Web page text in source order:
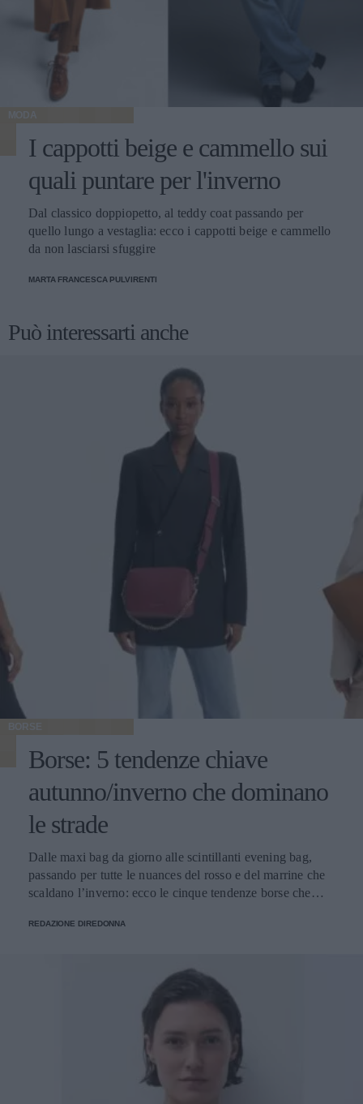
MODA
I cappotti beige e cammello sui
quali puntare per l'inverno
Dal classico doppiopetto, al teddy coat passando per
quello lungo a vestaglia: ecco i cappotti beige e cammello
da non lasciarsi sfuggire
MARTA FRANCESCA PULVIRENTI
Può interessarti anche
BORSE
Borse: 5 tendenze chiave
autunno/inverno che dominano
le strade
Dalle maxi bag da giorno alle scintillanti evening bag,
passando per tutte le nuances del rosso e del marrine che
scaldano l’inverno: ecco le cinque tendenze borse che
REDAZIONE DIREDONNA